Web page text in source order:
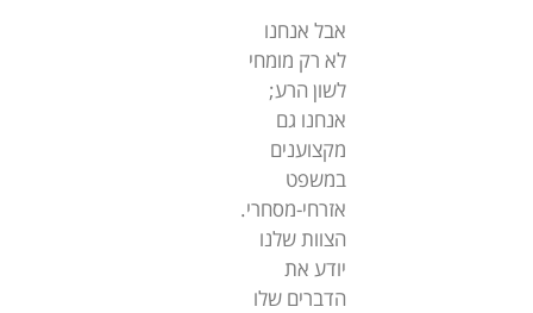
אבל אנחנו
לא רק מומחי
לשון הרע;
אנחנו גם
מקצוענים
במשפט
אזרחי-מסחרי.
הצוות שלנו
יודע את
הדברים שלו